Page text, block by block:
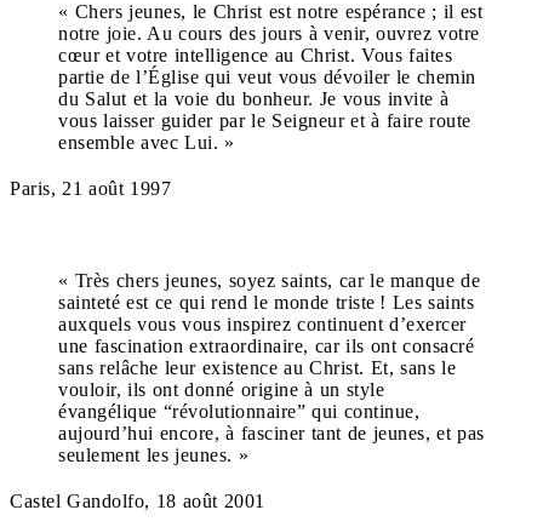
« Chers jeunes, le Christ est notre espérance ; il est
notre joie. Au cours des jours à venir, ouvrez votre
cœur et votre intelligence au Christ. Vous faites
partie de l’Église qui veut vous dévoiler le chemin
du Salut et la voie du bonheur. Je vous invite à
vous laisser guider par le Seigneur et à faire route
ensemble avec Lui. »
Paris, 21 août 1997
« Très chers jeunes, soyez saints, car le manque de
sainteté est ce qui rend le monde triste ! Les saints
auxquels vous vous inspirez continuent d’exercer
une fascination extraordinaire, car ils ont consacré
sans relâche leur existence au Christ. Et, sans le
vouloir, ils ont donné origine à un style
évangélique “révolutionnaire” qui continue,
aujourd’hui encore, à fasciner tant de jeunes, et pas
seulement les jeunes. »
Castel Gandolfo, 18 août 2001